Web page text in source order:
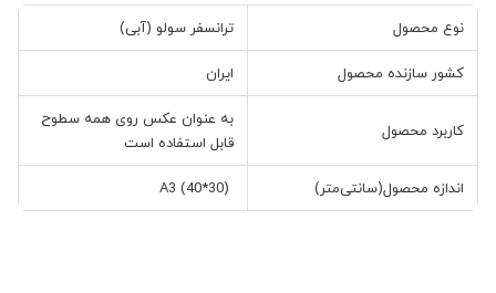
نوع محصول ترانسفر سولو (آبی)
کشور سازنده محصول ایران
کاربرد محصول
به عنوان عکس روی همه سطوح
قابل استفاده است
اندازه محصول(سانتی‌متر)